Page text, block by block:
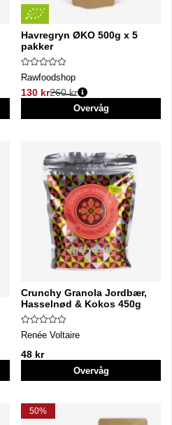
Havregryn ØKO 500g x 5
pakker
Rawfoodshop
130 kr
Normalpris:
260 kr
Overvåg
Crunchy Granola Jordbær,
Hasselnød & Kokos 450g
Renée Voltaire
48 kr
Overvåg
50%